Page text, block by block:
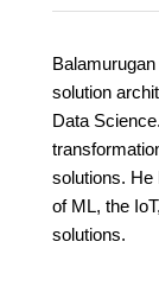
solution
Data
solutions. He
of ML, the
solutions.